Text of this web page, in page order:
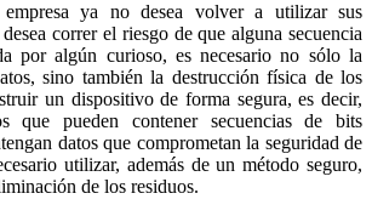
ya no desea volver a utilizar sus
correr el riesgo de que alguna secuencia
por algún curioso, es necesario no sólo la
sino también la destrucción física de los
un dispositivo de forma segura, es decir,
que pueden contener secuencias de bits
datos que comprometan la seguridad de
utilizar, además de un método seguro,
de los residuos.